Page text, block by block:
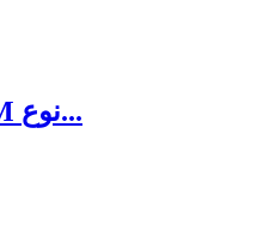
مبرمجة متحكمات ARM نوع...